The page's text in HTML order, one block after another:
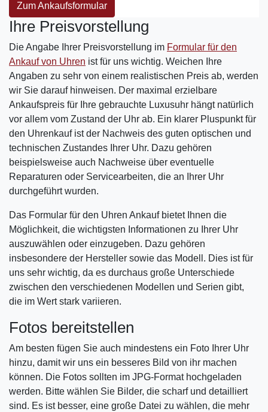
Zum Ankaufsformular
Ihre Preisvorstellung
Die Angabe Ihrer Preisvorstellung im Formular für den
Ankauf von Uhren ist für uns wichtig. Weichen Ihre
Angaben zu sehr von einem realistischen Preis ab, werden
wir Sie darauf hinweisen. Der maximal erzielbare
Ankaufspreis für Ihre gebrauchte Luxusuhr hängt natürlich
vor allem vom Zustand der Uhr ab. Ein klarer Pluspunkt für
den Uhrenkauf ist der Nachweis des guten optischen und
technischen Zustandes Ihrer Uhr. Dazu gehören
beispielsweise auch Nachweise über eventuelle
Reparaturen oder Servicearbeiten, die an Ihrer Uhr
durchgeführt wurden.
Das Formular für den Uhren Ankauf bietet Ihnen die
Möglichkeit, die wichtigsten Informationen zu Ihrer Uhr
auszuwählen oder einzugeben. Dazu gehören
insbesondere der Hersteller sowie das Modell. Dies ist für
uns sehr wichtig, da es durchaus große Unterschiede
zwischen den verschiedenen Modellen und Serien gibt,
die im Wert stark variieren.
Fotos bereitstellen
Am besten fügen Sie auch mindestens ein Foto Ihrer Uhr
hinzu, damit wir uns ein besseres Bild von ihr machen
können. Die Fotos sollten im JPG-Format hochgeladen
werden. Bitte wählen Sie Bilder, die scharf und detailliert
sind. Es ist besser, eine große Datei zu wählen, die mehr